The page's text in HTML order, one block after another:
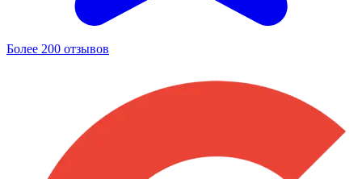
Более 200 отзывов